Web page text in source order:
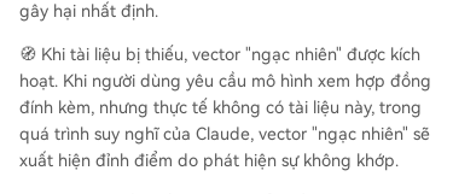
gây hại nhất định.
🧭 Khi tài liệu bị thiếu, vector "ngạc nhiên" được kích
hoạt. Khi người dùng yêu cầu mô hình xem hợp đồng
đính kèm, nhưng thực tế không có tài liệu này, trong
quá trình suy nghĩ của Claude, vector "ngạc nhiên" sẽ
xuất hiện đỉnh điểm do phát hiện sự không khớp.